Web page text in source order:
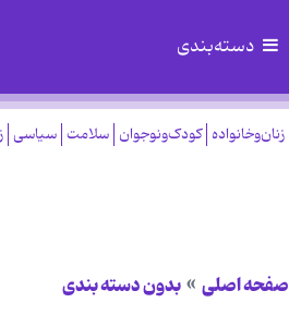
دسته‌بندی
زنان‌وخانواده کودک‌ونوجوان سلامت سیاسی
صفحه اصلی بدون دسته بندی